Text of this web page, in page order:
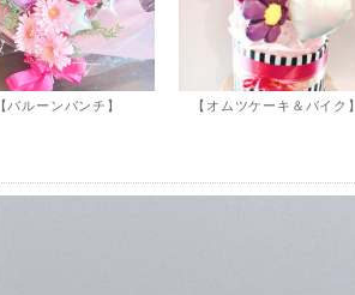
【バルーンバンチ】 【オムツケーキ＆バイク】